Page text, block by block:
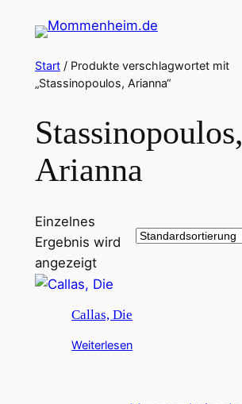
Inhalt
springen
Start/ Produkte verschlagwortet mit
„Stassinopoulos, Arianna“
Stassinopoulos,
Arianna
Einzelnes
Ergebnis wird
angezeigt
Callas, Die
Weiterlesen